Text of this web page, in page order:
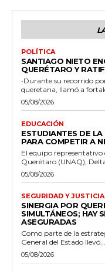
POLÍTICA
SANTIAGO NIETO
QUERÉTARO Y
•Durante su recorrido
queretana, llamó a
05/08/2026
EDUCACIÓN
ESTUDIANTES DE
PARA COMPETIR A
El equipo
Querétaro (UNAQ),
05/08/2026
SEGURIDAD Y JUSTICIA
SINERGIA POR
SIMULTÁNEOS; HAY
ASEGURADAS
Como parte de la
General del Estado llevó...
05/08/2026